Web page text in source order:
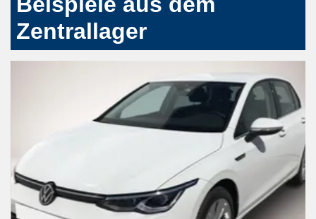
Zentrallager